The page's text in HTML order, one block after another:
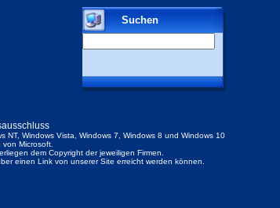
Suchen
NT, Windows Vista, Windows 7, Windows 8 und Windows 10
Microsoft.
dem Copyright der jeweiligen Firmen.
einen Link von unserer Site erreicht werden können.